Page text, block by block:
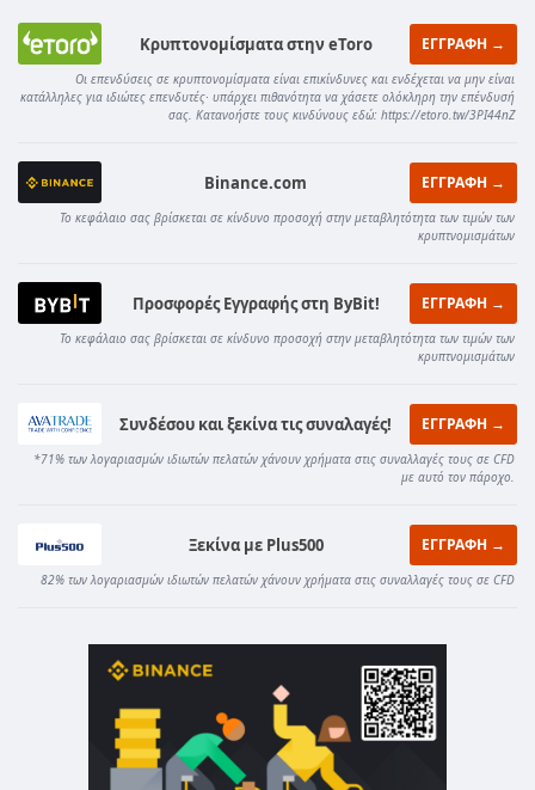
Κρυπτονομίσματα στην eToro ΕΓΓΡΑΦΗ →
Οι επενδύσεις σε κρυπτονομίσματα είναι επικίνδυνες και ενδέχεται να μην είναι
κατάλληλες για ιδιώτες επενδυτές· υπάρχει πιθανότητα να χάσετε ολόκληρη την επένδυσή
σας. Κατανοήστε τους κινδύνους εδώ: https://etoro.tw/3PI44nZ
Binance.com ΕΓΓΡΑΦΗ →
Το κεφάλαιο σας βρίσκεται σε κίνδυνο προσοχή στην μεταβλητότητα των τιμών των
κρυπτνομισμάτων
Προσφορές Εγγραφής στη ByBit! ΕΓΓΡΑΦΗ →
Το κεφάλαιο σας βρίσκεται σε κίνδυνο προσοχή στην μεταβλητότητα των τιμών των
κρυπτνομισμάτων
Συνδέσου και ξεκίνα τις συναλαγές! ΕΓΓΡΑΦΗ →
*71% των λογαριασμών ιδιωτών πελατών χάνουν χρήματα στις συναλλαγές τους σε CFD
με αυτό τον πάροχο.
Ξεκίνα με Plus500 ΕΓΓΡΑΦΗ →
82% των λογαριασμών ιδιωτών πελατών χάνουν χρήματα στις συναλλαγές τους σε CFD